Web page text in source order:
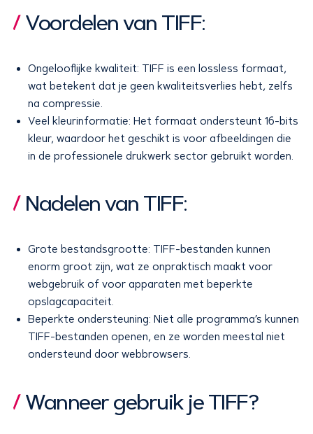
Voordelen van TIFF:
Ongelooflijke kwaliteit: TIFF is een lossless formaat,
wat betekent dat je geen kwaliteitsverlies hebt, zelfs
na compressie.
Veel kleurinformatie: Het formaat ondersteunt 16-bits
kleur, waardoor het geschikt is voor afbeeldingen die
in de professionele drukwerk sector gebruikt worden.
Nadelen van TIFF:
Grote bestandsgrootte: TIFF-bestanden kunnen
enorm groot zijn, wat ze onpraktisch maakt voor
webgebruik of voor apparaten met beperkte
opslagcapaciteit.
Beperkte ondersteuning: Niet alle programma’s kunnen
TIFF-bestanden openen, en ze worden meestal niet
ondersteund door webbrowsers.
Wanneer gebruik je TIFF?